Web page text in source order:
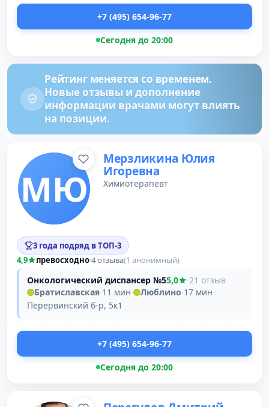
+7 (495) 654-96-77
Сегодня до 20:00
Рейтинг меняется со временем.
Новые отзывы и дополнение
информации врачами могут влиять
на позиции.
МЮ
Мерзликина Юлия
Игоревна
Химиотерапевт
3 года подряд в ТОП-3
4,9
превосходно·4 отзыва(1 анонимный)
Онкологический диспансер №55,0 ·21 отзыв
Братиславская·11 мин· Люблино·17 мин·
Перервинский б-р, 5к1
+7 (495) 654-96-77
Сегодня до 20:00